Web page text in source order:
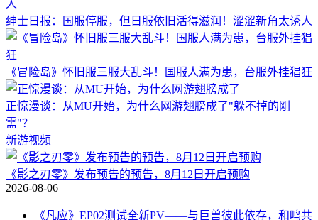
绅士日报：国服停服，但日服依旧活得滋润！涩涩新角太诱人
《冒险岛》怀旧服三服大乱斗！国服人满为患，台服外挂猖狂
正惊漫谈：从MU开始，为什么网游翅膀成了"躲不掉的刚
需"？
新游视频
《影之刃零》发布预告的预告，8月12日开启预购
2026-08-06
《凡应》EP02测试全新PV——与巨兽彼此依存，和鸣共